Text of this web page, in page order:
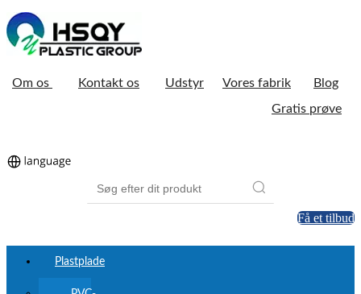
Om os Kontakt os Udstyr Vores fabrik
Blog
Gratis prøve
Få et tilbud
Plastplade